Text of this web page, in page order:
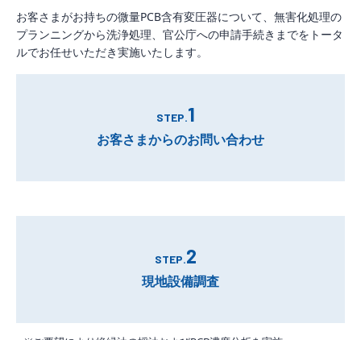
お客さまがお持ちの微量PCB含有変圧器について、無害化処理の
プランニングから洗浄処理、官公庁への申請手続きまでをトータ
ルでお任せいただき実施いたします。
STEP.1
お客さまからのお問い合わせ
STEP.2
現地設備調査